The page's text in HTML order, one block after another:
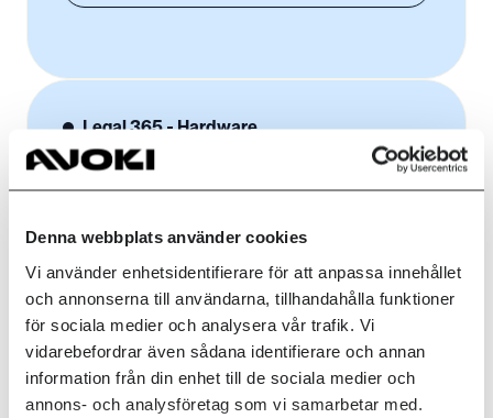
Denna webbplats använder cookies
Vi använder enhetsidentifierare för att anpassa innehållet
och annonserna till användarna, tillhandahålla funktioner
för sociala medier och analysera vår trafik. Vi
vidarebefordrar även sådana identifierare och annan
information från din enhet till de sociala medier och
annons- och analysföretag som vi samarbetar med.
Legal 365 - Hardware
Vi selger og supporterer alle tekniske
• PC & Skjerm
• Møterom
• Printere
• Nettverk
• Mobiltelefoner